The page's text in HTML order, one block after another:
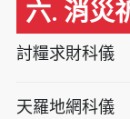
六. 消災
討糧求財科儀
天羅地網科儀